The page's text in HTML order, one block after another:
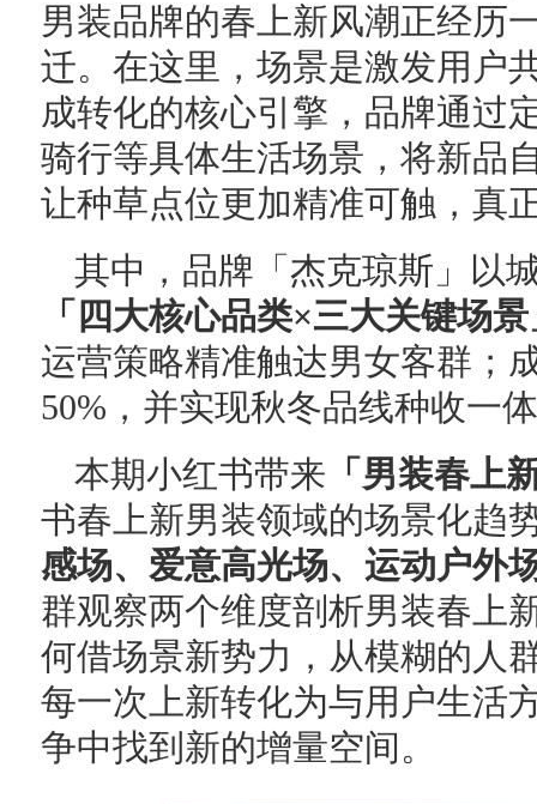
男装品牌的春上新风潮正经历
迁。在这里，场景是激发用户
成转化的核心引擎，品牌通过
骑行等具体生活场景，将新品
让种草点位更加精准可触，真
其中，品牌「杰克琼斯」以
「四大核心品类×三大关键场
运营策略精准触达男女客群；
50%，并实现秋冬品线种收一
本期小红书带来 「男装春上
书春上新男装领域的场景化趋
感场、爱意高光场、运动户外
群观察两个维度剖析男装春上
何借场景新势力，从模糊的人
每一次上新转化为与用户生活
争中找到新的增量空间。